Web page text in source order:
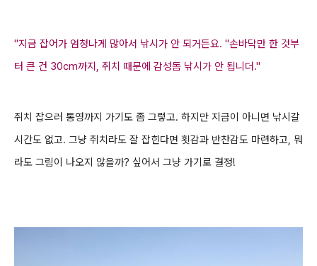
"지금 잡어가 엄청나게 많아서 낚시가 안 되거든요. "손바닥만 한 것부
터 큰 건 30cm까지, 쥐치 때문에 감성돔 낚시가 안 됩니더."
쥐치 잡으러 통영까지 가기도 좀 그렇고. 하지만 지금이 아니면 낚시갈
시간도 없고. 그냥 쥐치라도 잘 잡힌다면 횟감과 반찬감도 마련하고, 뭐
라도 그림이 나오지 않을까? 싶어서 그냥 가기로 결정!